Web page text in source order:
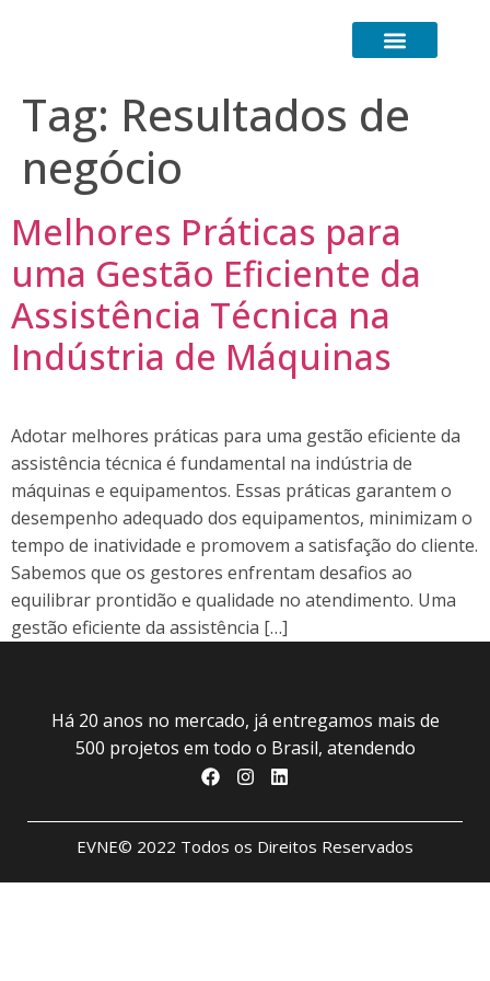
Tag: Resultados de
negócio
Melhores Práticas para
uma Gestão Eficiente da
Assistência Técnica na
Indústria de Máquinas
Adotar melhores práticas para uma gestão eficiente da
assistência técnica é fundamental na indústria de
máquinas e equipamentos. Essas práticas garantem o
desempenho adequado dos equipamentos, minimizam o
tempo de inatividade e promovem a satisfação do cliente.
Sabemos que os gestores enfrentam desafios ao
equilibrar prontidão e qualidade no atendimento. Uma
gestão eficiente da assistência […]
Há 20 anos no mercado, já entregamos mais de
500 projetos em todo o Brasil, atendendo
EVNE© 2022 Todos os Direitos Reservados